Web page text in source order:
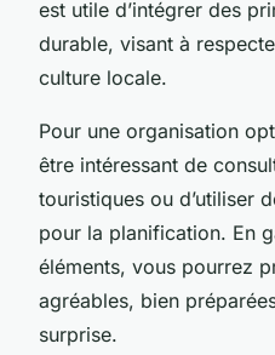
est utile d’intégrer des
durable, visant à
culture locale.
Pour une organisation
être intéressant de
touristiques ou d’utiliser
pour la planification. En
éléments, vous pourrez
agréables, bien
surprise.